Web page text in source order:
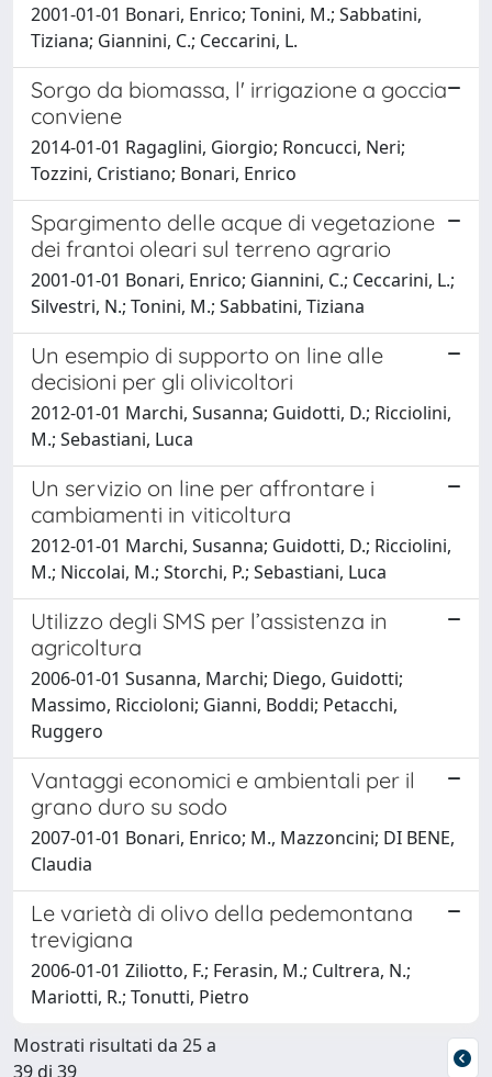
2001-01-01 Bonari, Enrico; Tonini, M.; Sabbatini,
Tiziana; Giannini, C.; Ceccarini, L.
Sorgo da biomassa, l' irrigazione a goccia
conviene
2014-01-01 Ragaglini, Giorgio; Roncucci, Neri;
Tozzini, Cristiano; Bonari, Enrico
Spargimento delle acque di vegetazione
dei frantoi oleari sul terreno agrario
2001-01-01 Bonari, Enrico; Giannini, C.; Ceccarini, L.;
Silvestri, N.; Tonini, M.; Sabbatini, Tiziana
Un esempio di supporto on line alle
decisioni per gli olivicoltori
2012-01-01 Marchi, Susanna; Guidotti, D.; Ricciolini,
M.; Sebastiani, Luca
Un servizio on line per affrontare i
cambiamenti in viticoltura
2012-01-01 Marchi, Susanna; Guidotti, D.; Ricciolini,
M.; Niccolai, M.; Storchi, P.; Sebastiani, Luca
Utilizzo degli SMS per l’assistenza in
agricoltura
2006-01-01 Susanna, Marchi; Diego, Guidotti;
Massimo, Riccioloni; Gianni, Boddi; Petacchi,
Ruggero
Vantaggi economici e ambientali per il
grano duro su sodo
2007-01-01 Bonari, Enrico; M., Mazzoncini; DI BENE,
Claudia
Le varietà di olivo della pedemontana
trevigiana
2006-01-01 Ziliotto, F.; Ferasin, M.; Cultrera, N.;
Mariotti, R.; Tonutti, Pietro
Mostrati risultati da 25 a
39 di 39